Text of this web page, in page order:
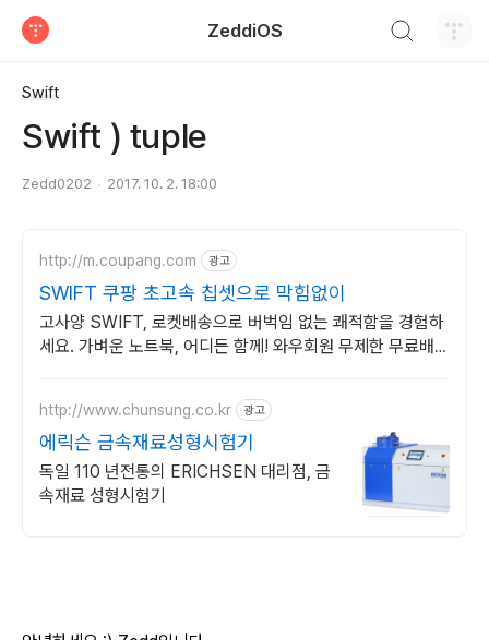
ZeddiOS
Swift
Swift ) tuple
Zedd0202 2017. 10. 2. 18:00
http://m.coupang.com 광고
SWIFT 쿠팡 초고속 칩셋으로 막힘없이
고사양 SWIFT, 로켓배송으로 버벅임 없는 쾌적함을 경험하
세요. 가벼운 노트북, 어디든 함께! 와우회원 무제한 무료배송
http://www.chunsung.co.kr 광고
에릭슨 금속재료성형시험기
독일 110 년전통의 ERICHSEN 대리점, 금
속재료 성형시험기